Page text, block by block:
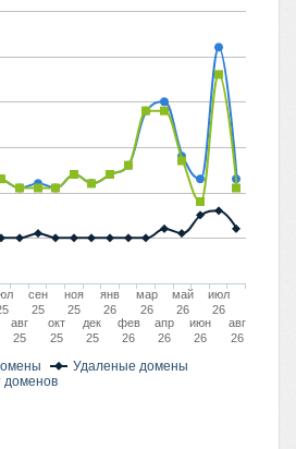
Удаленые домены
доменов
авг
25
сен
25
окт
25
ноя
25
дек
25
янв
26
фев
26
мар
26
апр
26
май
26
июн
26
июл
26
авг
26